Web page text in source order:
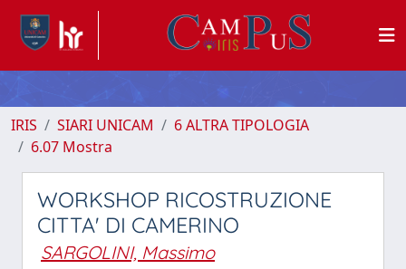
IRIS SIARI UNICAM
6 ALTRA TIPOLOGIA
6.07 Mostra
WORKSHOP RICOSTRUZIONE
CITTA' DI CAMERINO
SARGOLINI, Massimo